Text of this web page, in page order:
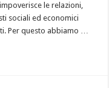
le relazioni,
sociali ed economici
Per questo abbiamo …